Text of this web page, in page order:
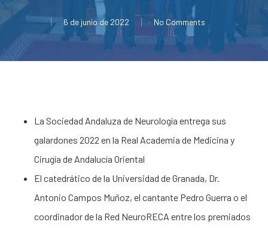
6 de junio de 2022 No Comments
La Sociedad Andaluza de Neurología entrega sus
galardones 2022 en la Real Academia de Medicina y
Cirugía de Andalucía Oriental
El catedrático de la Universidad de Granada, Dr.
Antonio Campos Muñoz, el cantante Pedro Guerra o el
coordinador de la Red NeuroRECA entre los premiados